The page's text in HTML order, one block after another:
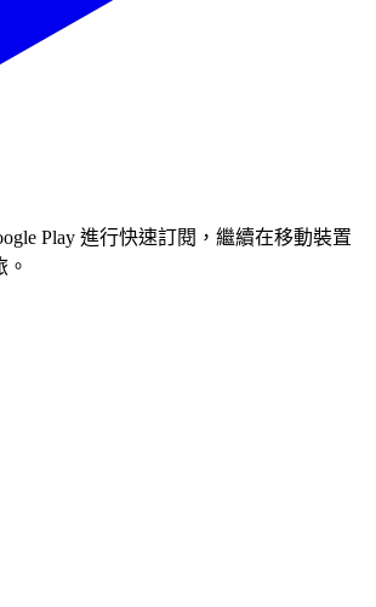
Play 進行快速訂閱，繼續在移動裝置
。